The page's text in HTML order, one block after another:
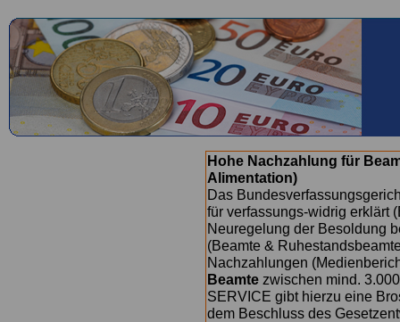
Hohe Nachzahlung für
Alimentation)
Das
für verfassungs-widrig erklärt
Neuregelung der Besoldung
(Beamte &
Nachzahlungen
Beamte zwischen mind.
SERVICE gibt hierzu eine
dem Beschluss des